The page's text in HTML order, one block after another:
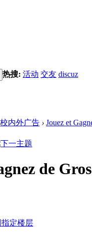
热搜: 活动 交友 discuz
校内外广告 › Jouez et
de